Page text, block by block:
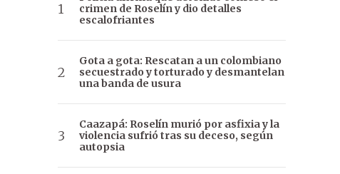
crimen de Roselín y dio detalles
escalofriantes
Gota a gota: Rescatan a un colombiano
secuestrado y torturado y desmantelan
una banda de usura
Caazapá: Roselín murió por asfixia y la
violencia sufrió tras su deceso, según
autopsia